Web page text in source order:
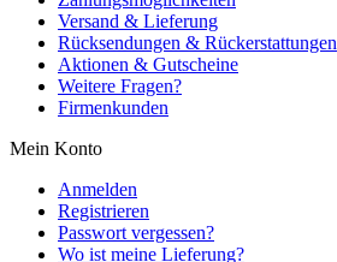
Versand & Lieferung
Rücksendungen & Rückerstattungen
Aktionen & Gutscheine
Weitere Fragen?
Firmenkunden
Mein Konto
Anmelden
Registrieren
Passwort vergessen?
Wo ist meine Lieferung?